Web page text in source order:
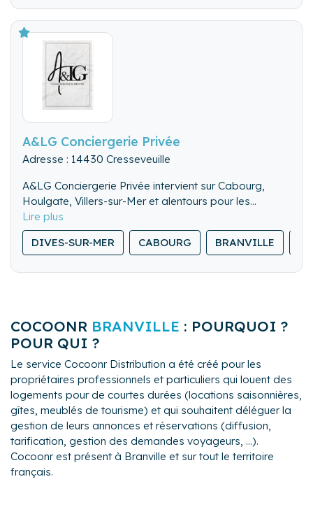
A&LG Conciergerie Privée
Adresse : 14430 Cresseveuille
A&LG Conciergerie Privée intervient sur Cabourg,
Houlgate, Villers-sur-Mer et alentours pour les
locations courte durée. Nous offrons des prestations
ponctuelles ou régulières : accueil irréprochable,
présentation soignée, ménage à la loupe et suivi
sérénité des propriétaires et l'entière satisfaction des
voyageurs. Parce que chaque détail compte, nous
logement et à votre niveau d'exigence.
DIVES-SUR-MER CABOURG BRANVILLE
COCOONR BRANVILLE : POURQUOI ?
POUR QUI ?
Le service Cocoonr Distribution a été créé pour les
propriétaires professionnels et particuliers qui louent des
logements pour de courtes durées (locations saisonnières,
gîtes, meublés de tourisme) et qui souhaitent déléguer la
gestion de leurs annonces et réservations (diffusion,
tarification, gestion des demandes voyageurs, ...).
Cocoonr est présent à Branville et sur tout le territoire
français.